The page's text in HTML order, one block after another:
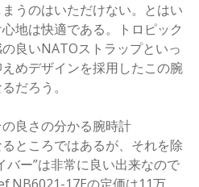
うのはいただけない。とはい
地は快適である。トロピック
良いNATOストラップといっ
めデザインを採用したこの腕
だろう。
良さの分かる腕時計
ところではあるが、それを除
バー”は非常に良い出来なので